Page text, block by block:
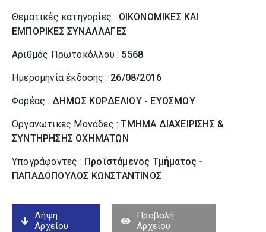
Θεματικές κατηγορίες : ΟΙΚΟΝΟΜΙΚΕΣ ΚΑΙ
ΕΜΠΟΡΙΚΕΣ ΣΥΝΑΛΛΑΓΕΣ
Αριθμός Πρωτοκόλλου : 5568
Ημερομηνία έκδοσης : 26/08/2016
Φορέας : ΔΗΜΟΣ ΚΟΡΔΕΛΙΟΥ - ΕΥΟΣΜΟΥ
Οργανωτικές Μονάδες :ΤΜΗΜΑ ΔΙΑΧΕΙΡΙΣΗΣ &
ΣΥΝΤΗΡΗΣΗΣ ΟΧΗΜΑΤΩΝ
Υπογράφοντες : Προϊστάμενος Τμήματος -
ΠΑΠΑΔΟΠΟΥΛΟΣ ΚΩΝΣΤΑΝΤΙΝΟΣ
Λήψη
Αρχείου
Προβολή
Αρχείου